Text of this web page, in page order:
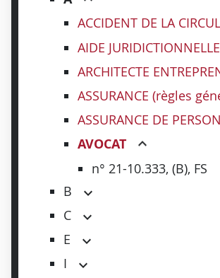
ACCIDENT DE LA
AIDE JURIDICTIONNELLE
ARCHITECTE
ASSURANCE (règles
ASSURANCE DE
AVOCAT
n° 21-10.333, (B), FS
B
C
E
I